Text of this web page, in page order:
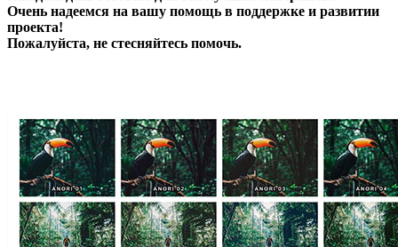
Очень надеемся на вашу помощь в поддержке и развитии
проекта!
Пожалуйста, не стесняйтесь помочь.